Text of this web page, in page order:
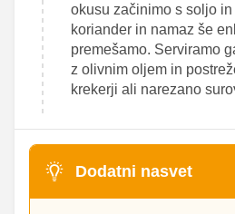
okusu začinimo s soljo
koriander in namaz še
premešamo. Serviramo
z olivnim oljem in
krekerji ali narezano
Dodatni nasvet